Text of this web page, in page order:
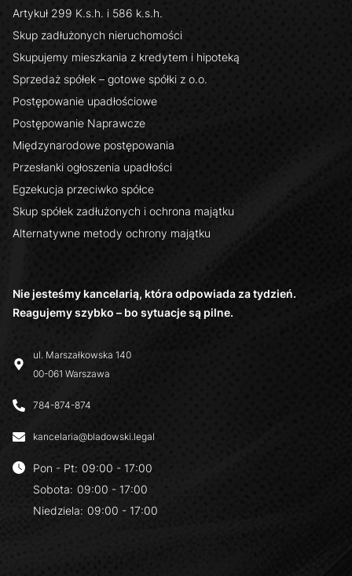
Nie jesteśmy kancelarią, która odpowiada za tydzień.
Reagujemy szybko – bo sytuacje są pilne.
ul. Marszałkowska 140
00-061 Warszawa
784-874-874
kancelaria@bladowski.legal
Pon - Pt: 09:00 - 17:00
Sobota: 09:00 - 17:00
Niedziela: 09:00 - 17:00
Artykuł 299 K.s.h. i 586 k.s.h.
Skup zadłużonych nieruchomości
Skupujemy mieszkania z kredytem i hipoteką
Sprzedaż spółek – gotowe spółki z o.o.
Postępowanie upadłościowe
Postępowanie Naprawcze
Międzynarodowe postępowania
Przesłanki ogłoszenia upadłości
Egzekucja przeciwko spółce
Skup spółek zadłużonych i ochrona majątku
Alternatywne metody ochrony majątku